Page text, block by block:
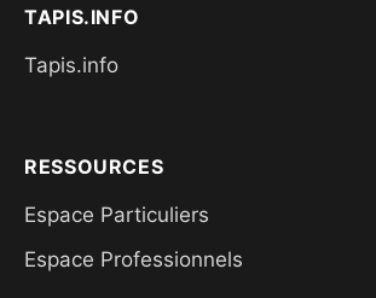
TAPIS.INFO
Tapis.info
RESSOURCES
Espace Particuliers
Espace Professionnels